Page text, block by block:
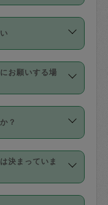
用いただくに
要です。な
値引き等はござ
スカジさん自
います。
は最初は制限
ビューの平均
な最高額が上
います。
ード（Visa／
EXPRESS／
ます。
。プロフィー
かなくても大
ドカード（Vプ
は支払にはご利
お願いする場
定期（毎週｜
の依頼は「ス
ご利用できま
ていない代わ
ンセルは有償
？
発生し、依頼
支払いとなり
頼の詳細」に
決まっていま
いずれも１回あ